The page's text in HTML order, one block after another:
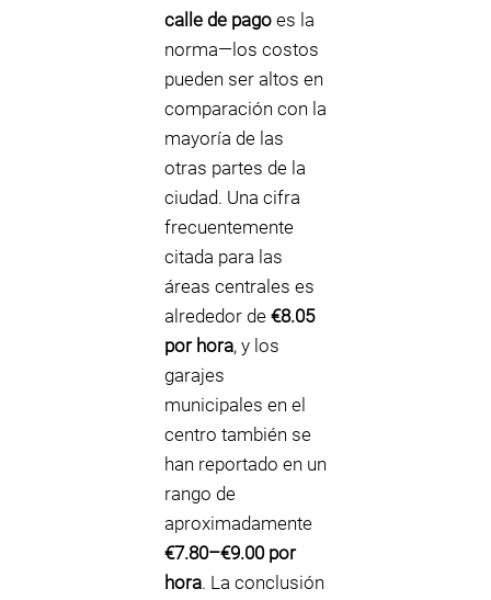
calle de pago es la
norma—los costos
pueden ser altos en
comparación con la
mayoría de las
otras partes de la
ciudad. Una cifra
frecuentemente
citada para las
áreas centrales es
alrededor de €8.05
por hora, y los
garajes
municipales en el
centro también se
han reportado en un
rango de
aproximadamente
€7.80–€9.00 por
hora. La conclusión